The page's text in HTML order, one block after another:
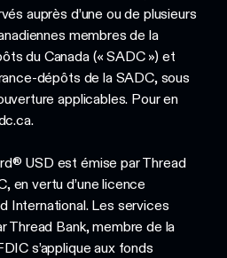
auprès d’une ou de plusieurs
membres de la
du Canada (« SADC ») et
dépôts de la SADC, sous
applicables. Pour en
USD est émise par Thread
en vertu d’une licence
International. Les services
Thread Bank, membre de la
s’applique aux fonds